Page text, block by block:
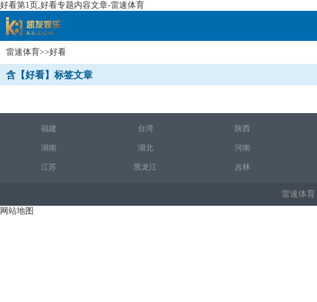
好看第1页,好看专题内容文章-雷速体育
速体育
雷速体育>>好看
含【好看】标签文章
福建 台湾 陕西
湖南 湖北 河南
江苏 黑龙江 吉林
雷速体育
网站地图